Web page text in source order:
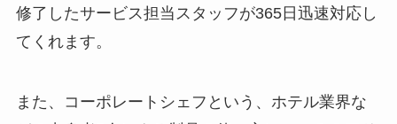
修了したサービス担当スタッフが365日迅速対応し
てくれます。
また、コーポレートシェフという、ホテル業界な